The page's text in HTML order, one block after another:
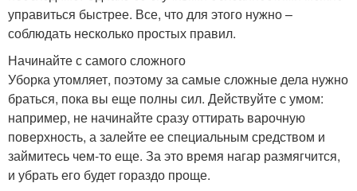
управиться быстрее. Все, что для этого нужно –
соблюдать несколько простых правил.
Начинайте с самого сложного
Уборка утомляет, поэтому за самые сложные дела нужно
браться, пока вы еще полны сил. Действуйте с умом:
например, не начинайте сразу оттирать варочную
поверхность, а залейте ее специальным средством и
займитесь чем-то еще. За это время нагар размягчится,
и убрать его будет гораздо проще.